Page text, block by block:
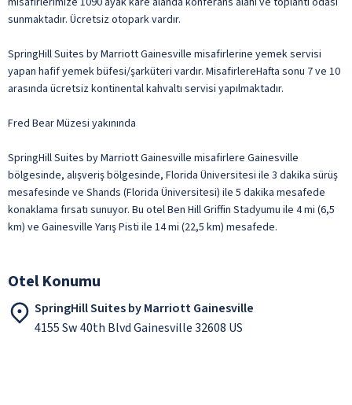
sunmaktadır. Ücretsiz otopark vardır.
SpringHill Suites by Marriott Gainesville misafirlerine yemek servisi
yapan hafif yemek büfesi/şarküteri vardır. MisafirlereHafta sonu 7 ve 10
arasında ücretsiz kontinental kahvaltı servisi yapılmaktadır.
Fred Bear Müzesi yakınında
SpringHill Suites by Marriott Gainesville misafirlere Gainesville
bölgesinde, alışveriş bölgesinde, Florida Üniversitesi ile 3 dakika sürüş
mesafesinde ve Shands (Florida Üniversitesi) ile 5 dakika mesafede
konaklama fırsatı sunuyor. Bu otel Ben Hill Griffin Stadyumu ile 4 mi (6,5
km) ve Gainesville Yarış Pisti ile 14 mi (22,5 km) mesafede.
Otel Konumu
SpringHill Suites by Marriott Gainesville
4155 Sw 40th Blvd Gainesville 32608 US